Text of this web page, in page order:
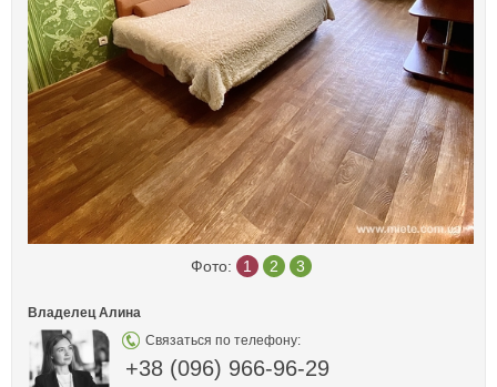
Фото: 1 2 3
Владелец Алина
Связаться по телефону:
+38 (096) 966-96-29